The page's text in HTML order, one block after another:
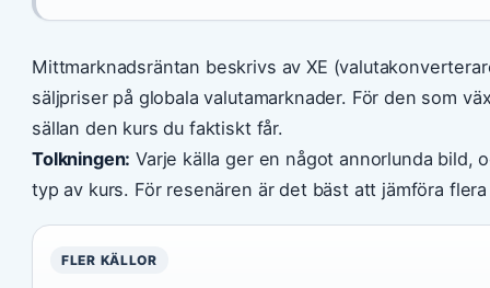
Mittmarknadsräntan beskrivs av XE
säljpriser på globala valutamarknader. För den som
sällan den kurs du faktiskt får.
Tolkningen: Varje källa ger en något annorlunda bild,
typ av kurs. För resenären är det bäst att jämföra
FLER KÄLLOR